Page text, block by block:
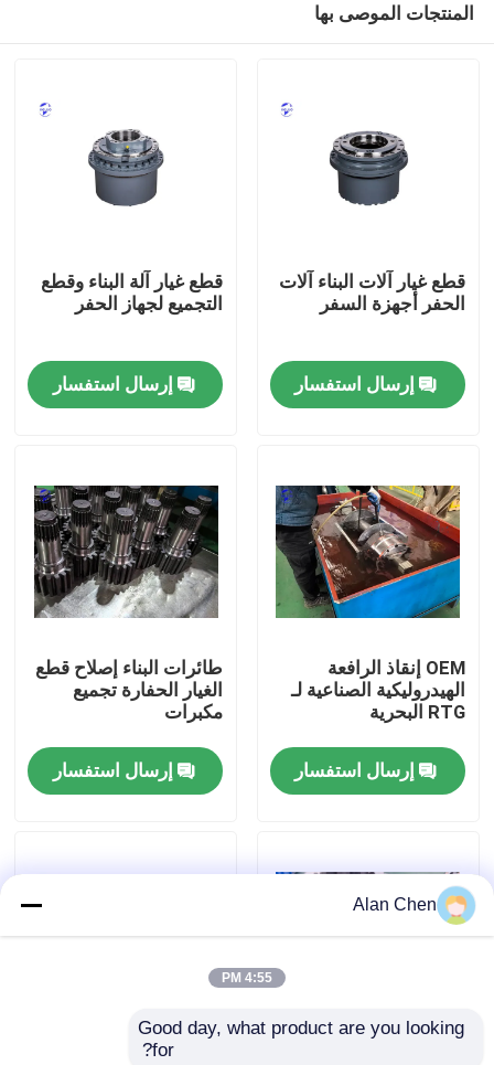
المنتجات
حول بنا
ضبط الجودة
اتصل بنا
محرك Deutz
المنتجات الموصى بها
قطع غيار آلات البناء آلات
الحفر أجهزة السفر
إرسال استفسار
قطع غيار آلة البناء وقطع
التجميع لجهاز الحفر
إرسال استفسار
OEM إنقاذ الرافعة
الهيدروليكية الصناعية لـ
RTG البحرية
إرسال استفسار
طائرات البناء إصلاح قطع
الغيار الحفارة تجميع
مكبرات
إرسال استفسار
الحفرة الهيدروليكية مع
Alan Chen
4:55 PM
Good day, what product are you looking
for?